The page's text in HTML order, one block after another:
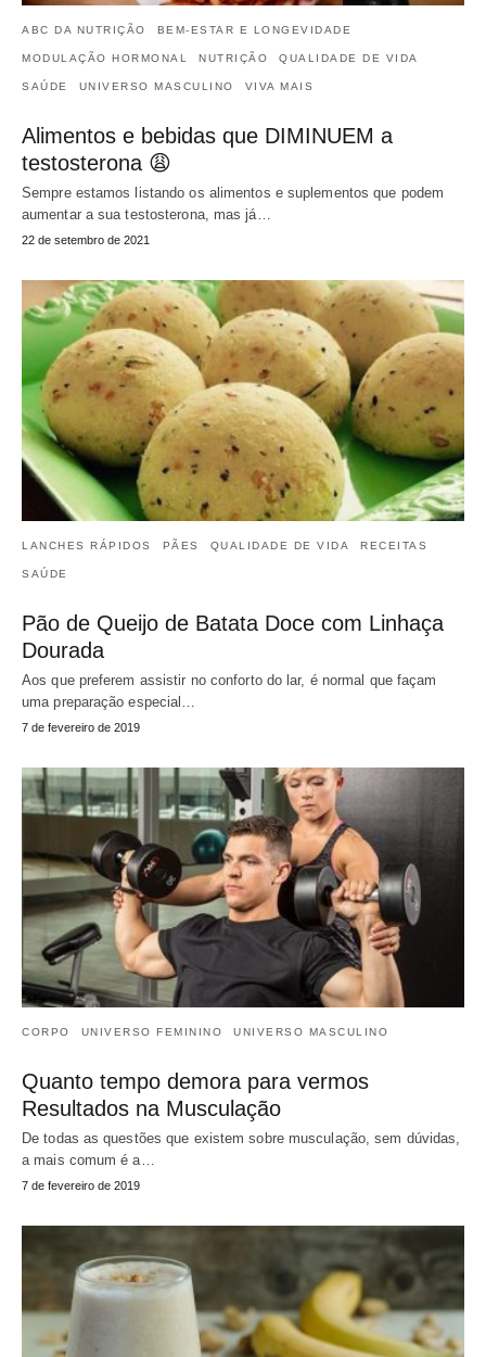
ABC DA NUTRIÇÃO BEM-ESTAR E LONGEVIDADE
MODULAÇÃO HORMONAL NUTRIÇÃO QUALIDADE DE VIDA
SAÚDE UNIVERSO MASCULINO VIVA MAIS
Alimentos e bebidas que DIMINUEM a
testosterona 😩
Sempre estamos listando os alimentos e suplementos que podem
aumentar a sua testosterona, mas já…
22 de setembro de 2021
LANCHES RÁPIDOS PÃES QUALIDADE DE VIDA RECEITAS
SAÚDE
Pão de Queijo de Batata Doce com Linhaça
Dourada
Aos que preferem assistir no conforto do lar, é normal que façam
uma preparação especial…
7 de fevereiro de 2019
CORPO UNIVERSO FEMININO UNIVERSO MASCULINO
Quanto tempo demora para vermos
Resultados na Musculação
De todas as questões que existem sobre musculação, sem dúvidas,
a mais comum é a…
7 de fevereiro de 2019